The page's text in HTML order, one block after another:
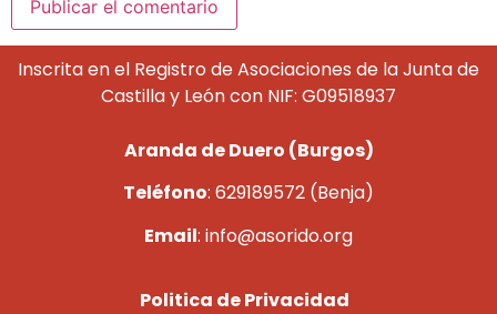
Inscrita en el Registro de Asociaciones de la Junta de
Castilla y León con NIF: G09518937
Aranda de Duero (Burgos)
Teléfono: 629189572 (Benja)
Email: info@asorido.org
Politica de Privacidad